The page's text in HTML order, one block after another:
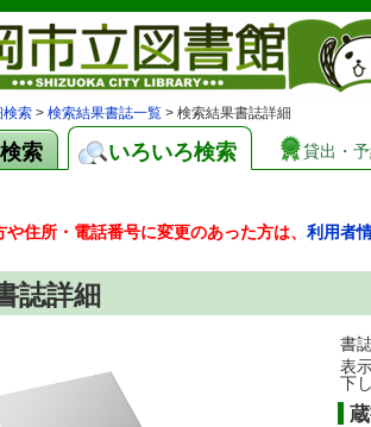
検索 > 検索結果書誌一覧 > 検索結果書誌詳細
索 いろいろ検索 貸出・
住所・電話番号に変更のあった方は、 利用者
誌詳細
書
表
下